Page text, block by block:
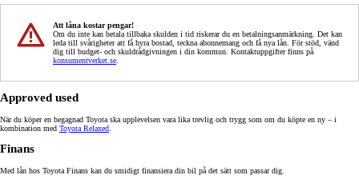
Att låna kostar pengar!
Om du inte kan betala tillbaka skulden i tid riskerar du en betalningsanmärkning. Det kan
leda till svårigheter att få hyra bostad, teckna abonnemang och få nya lån. För stöd, vänd
dig till budget- och skuldrådgivningen i din kommun. Kontaktuppgifter finns på
konsumentverket.se
Approved used
När du köper en begagnad Toyota ska upplevelsen vara lika trevlig och trygg som om du köpte en ny – i
kombination med Toyota Relaxed
Finans
Med lån hos Toyota Finans kan du smidigt finansiera din bil på det sätt som passar dig.